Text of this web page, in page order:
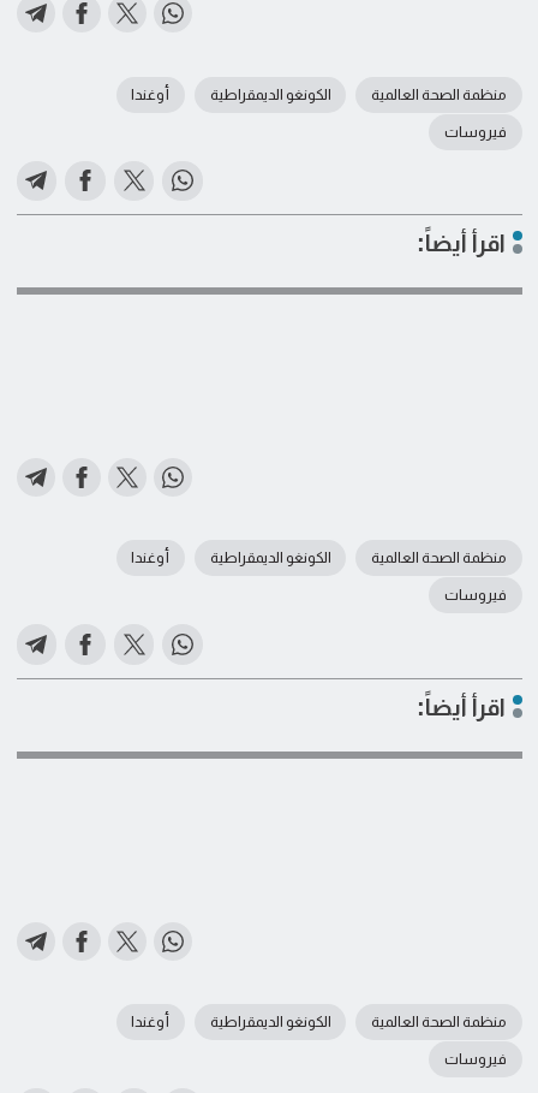
منظمة الصحة العالمية الكونغو الديمقراطية أوغندا
فيروسات
اقرأ أيضاً:
منظمة الصحة العالمية الكونغو الديمقراطية أوغندا
فيروسات
اقرأ أيضاً:
منظمة الصحة العالمية الكونغو الديمقراطية أوغندا
فيروسات